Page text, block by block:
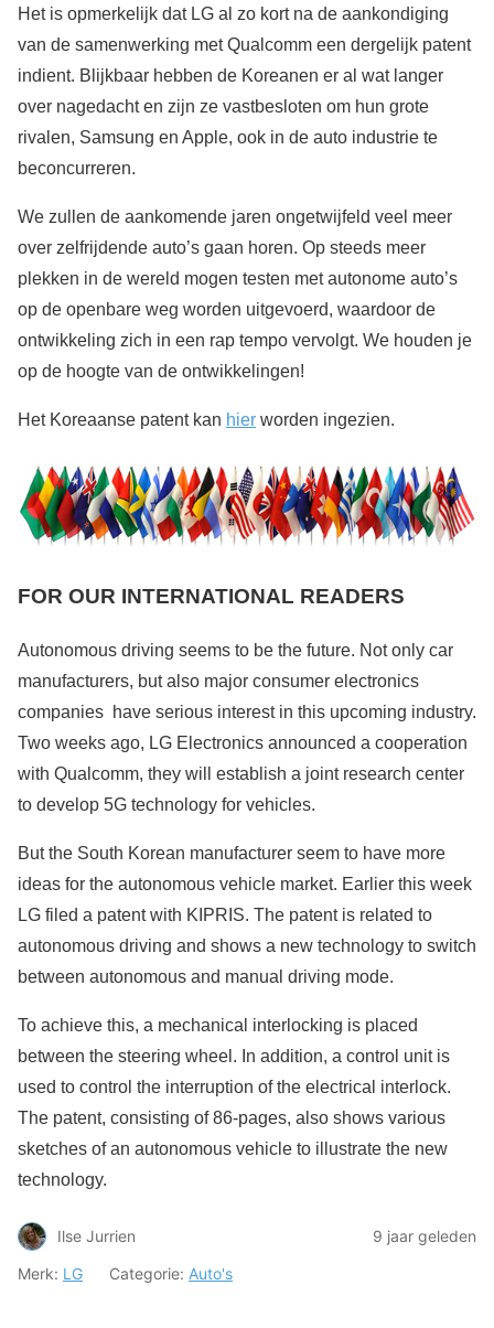
Het is opmerkelijk dat LG al zo kort na de aankondiging
van de samenwerking met Qualcomm een dergelijk patent
indient. Blijkbaar hebben de Koreanen er al wat langer
over nagedacht en zijn ze vastbesloten om hun grote
rivalen, Samsung en Apple, ook in de auto industrie te
beconcurreren.
We zullen de aankomende jaren ongetwijfeld veel meer
over zelfrijdende auto’s gaan horen. Op steeds meer
plekken in de wereld mogen testen met autonome auto’s
op de openbare weg worden uitgevoerd, waardoor de
ontwikkeling zich in een rap tempo vervolgt. We houden je
op de hoogte van de ontwikkelingen!
Het Koreaanse patent kan hier worden ingezien.
FOR OUR INTERNATIONAL READERS
Autonomous driving seems to be the future. Not only car
manufacturers, but also major consumer electronics
companies have serious interest in this upcoming industry.
Two weeks ago, LG Electronics announced a cooperation
with Qualcomm, they will establish a joint research center
to develop 5G technology for vehicles.
But the South Korean manufacturer seem to have more
ideas for the autonomous vehicle market. Earlier this week
LG filed a patent with KIPRIS. The patent is related to
autonomous driving and shows a new technology to switch
between autonomous and manual driving mode.
To achieve this, a mechanical interlocking is placed
between the steering wheel. In addition, a control unit is
used to control the interruption of the electrical interlock.
The patent, consisting of 86-pages, also shows various
sketches of an autonomous vehicle to illustrate the new
technology.
Ilse Jurrien
9 jaar geleden
Merk: LG Categorie: Auto's